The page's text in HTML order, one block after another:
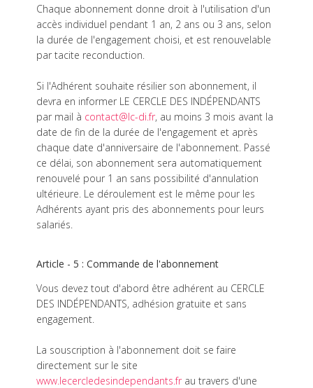
Chaque abonnement donne droit à l'utilisation d'un
accès individuel pendant 1 an, 2 ans ou 3 ans, selon
la durée de l'engagement choisi, et est renouvelable
par tacite reconduction.
Si l'Adhérent souhaite résilier son abonnement, il
devra en informer LE CERCLE DES INDÉPENDANTS
par mail à contact@lc-di.fr, au moins 3 mois avant la
date de fin de la durée de l'engagement et après
chaque date d'anniversaire de l'abonnement. Passé
ce délai, son abonnement sera automatiquement
renouvelé pour 1 an sans possibilité d'annulation
ultérieure. Le déroulement est le même pour les
Adhérents ayant pris des abonnements pour leurs
salariés.
Article - 5 : Commande de l'abonnement
Vous devez tout d'abord être adhérent au CERCLE
DES INDÉPENDANTS, adhésion gratuite et sans
engagement.
La souscription à l'abonnement doit se faire
directement sur le site
www.lecercledesindependants.fr au travers d'une